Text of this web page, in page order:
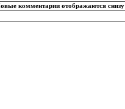
комментарии отображаются снизу